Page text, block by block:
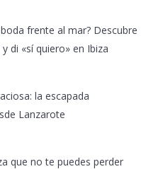
frente al mar? Descubre
di «sí quiero» en Ibiza
la escapada
Lanzarote
que no te puedes perder